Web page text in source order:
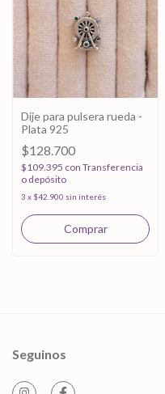
Dije para pulsera rueda -
Plata 925
$128.700
$109.395 con Transferencia
o depósito
3 x $42.900 sin interés
Seguinos